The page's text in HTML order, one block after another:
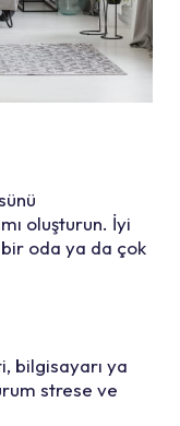
oluşturun. İyi
bir oda ya da çok
bilgisayarı ya
strese ve